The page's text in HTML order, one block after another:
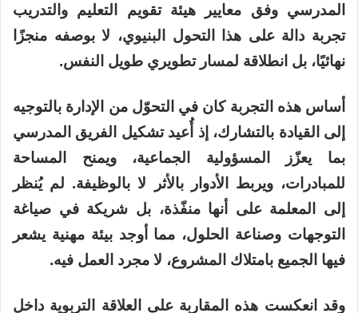
المدرسي وفق معايير هيئة تقويم التعليم والتدريب
تجربة دالة على هذا التحول البنيوي، لا بوصفه منجزًا
نهائيًا، بل انطلاقة لمسار تطويري طويل النفس.
أساس هذه التجربة كان في التحوّل من الإدارة بالتوجيه
إلى القيادة بالتشارك، إذ أُعيد تشكيل الفريق المدرسي
بما يعزّز المسؤولية الجماعية، ويمنح المساحة
للمبادرات، ويربط الأدوار بالأثر لا بالوظيفة. لم يُنظر
إلى المعلمة على أنها منفّذة، بل شريكة في صياغة
التوجهات وصناعة الحلول، مما أوجد بيئة مهنية يشعر
فيها الجميع بامتلاك المشروع، لا مجرد العمل فيه.
وقد انعكست هذه المقاربة على العلاقة التربوية داخل